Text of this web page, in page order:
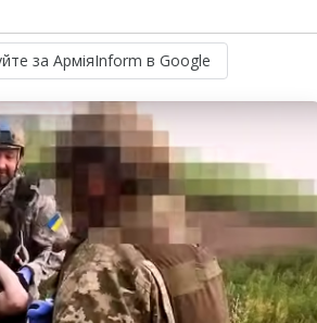
за АрміяInform в Google